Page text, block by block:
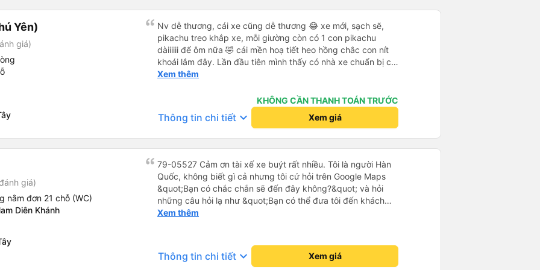
Yên)
giá)
Nv dễ thương, cái xe cũng dễ thương 😂 xe mới, sạch sẽ,
pikachu treo khắp xe, mỗi giường còn có 1 con pikachu
dàiiiiii để ôm nữa 🤣 cái mền hoạ tiết heo hồng chắc con nít
khoái lắm đây. Lần đầu tiên mình thấy có nhà xe chuẩn bị cả
bàn chải đánh răng. Có 2 ông bà cụ lên xe còn được nv dẫn
Xem thêm
KHÔNG CẦN THANH TOÁN TRƯỚC
Thông tin chi tiết keyboard_arrow_down Xem giá
giá)
nằm đơn 21 chỗ (WC)
Diên Khánh
79-05527 Cảm ơn tài xế xe buýt rất nhiều. Tôi là người Hàn
Quốc, không biết gì cả nhưng tôi cứ hỏi trên Google Maps
&quot;Bạn có chắc chắn sẽ đến đây không?&quot; và hỏi
những câu hỏi lạ như &quot;Bạn có thể đưa tôi đến khách
sạn của chúng tôi không?&quot; Nhưng tài xế đã quan tâm.
và thậm chí còn đón tôi tại khách sạn bằng xe limousine vào
buổi sáng. ngu ngốc đến mức tôi nghĩ tài xế đã giúp tôi. Nếu
Xem thêm
Thông tin chi tiết keyboard_arrow_down Xem giá